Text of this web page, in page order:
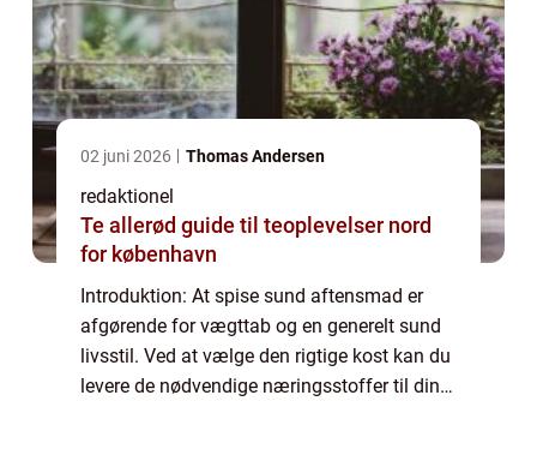
02 juni 2026 Thomas Andersen
redaktionel
Te allerød guide til teoplevelser nord
for københavn
Introduktion: At spise sund aftensmad er
afgørende for vægttab og en generelt sund
livsstil. Ved at vælge den rigtige kost kan du
levere de nødvendige næringsstoffer til din